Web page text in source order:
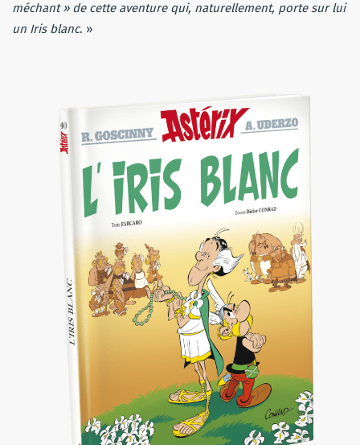
méchant » de cette aventure qui, naturellement, porte sur lui
un Iris blanc. »